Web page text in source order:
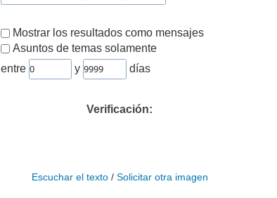
Mostrar los resultados como mensajes
Asuntos de temas solamente
entre y días
Verificación:
Escuchar el texto/ Solicitar otra imagen